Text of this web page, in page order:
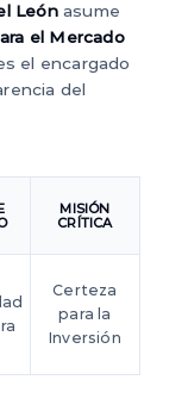
Leónasume
el Mercado
el encargado
del
MISIÓN
CRÍTICA
Certeza
para la
Inversión